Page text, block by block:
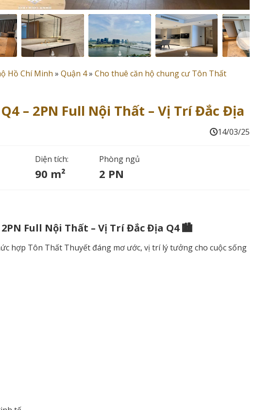
Hồ Chí Minh » Quận 4» Cho thuê căn hộ chung cư Tôn Thất
– 2PN Full Nội Thất – Vị Trí Đắc Địa
14/03/25
Diện tích:
90 m²
Phòng ngủ
2 PN
Full Nội Thất – Vị Trí Đắc Địa Q4 🏙️
hợp Tôn Thất Thuyết đáng mơ ước, vị trí lý tưởng cho cuộc sống